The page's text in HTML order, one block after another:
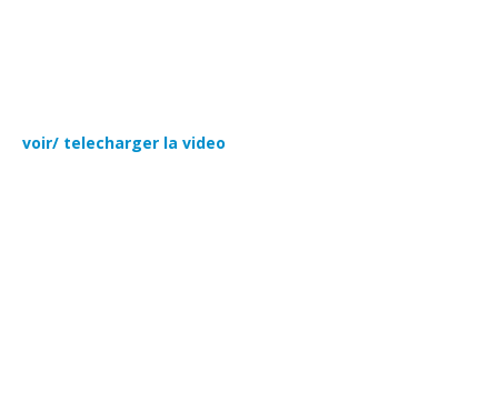
voir/ telecharger la video